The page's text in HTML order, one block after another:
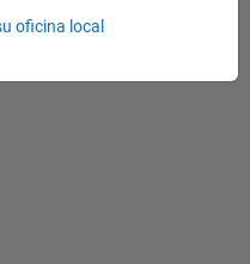
oficina local